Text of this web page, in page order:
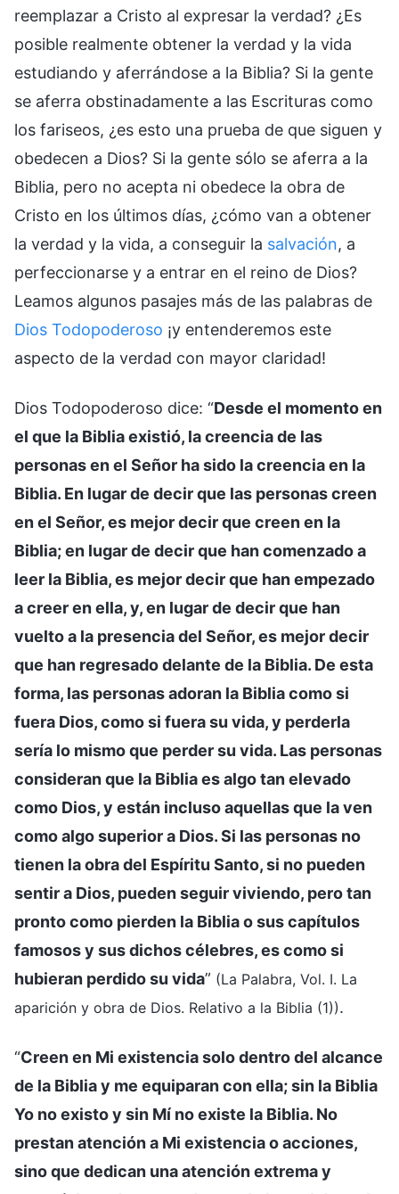
reemplazar a Cristo al expresar la verdad? ¿Es
posible realmente obtener la verdad y la vida
estudiando y aferrándose a la Biblia? Si la gente
se aferra obstinadamente a las Escrituras como
los fariseos, ¿es esto una prueba de que siguen y
obedecen a Dios? Si la gente sólo se aferra a la
Biblia, pero no acepta ni obedece la obra de
Cristo en los últimos días, ¿cómo van a obtener
la verdad y la vida, a conseguir la salvación, a
perfeccionarse y a entrar en el reino de Dios?
Leamos algunos pasajes más de las palabras de
Dios Todopoderoso ¡y entenderemos este
aspecto de la verdad con mayor claridad!
Dios Todopoderoso dice: “Desde el momento en
el que la Biblia existió, la creencia de las
personas en el Señor ha sido la creencia en la
Biblia. En lugar de decir que las personas creen
en el Señor, es mejor decir que creen en la
Biblia; en lugar de decir que han comenzado a
leer la Biblia, es mejor decir que han empezado
a creer en ella, y, en lugar de decir que han
vuelto a la presencia del Señor, es mejor decir
que han regresado delante de la Biblia. De esta
forma, las personas adoran la Biblia como si
fuera Dios, como si fuera su vida, y perderla
sería lo mismo que perder su vida. Las personas
consideran que la Biblia es algo tan elevado
como Dios, y están incluso aquellas que la ven
como algo superior a Dios. Si las personas no
tienen la obra del Espíritu Santo, si no pueden
sentir a Dios, pueden seguir viviendo, pero tan
pronto como pierden la Biblia o sus capítulos
famosos y sus dichos célebres, es como si
hubieran perdido su vida” (La Palabra, Vol. I. La
aparición y obra de Dios. Relativo a la Biblia (1)).
“Creen en Mi existencia solo dentro del alcance
de la Biblia y me equiparan con ella; sin la Biblia
Yo no existo y sin Mí no existe la Biblia. No
prestan atención a Mi existencia o acciones,
sino que dedican una atención extrema y